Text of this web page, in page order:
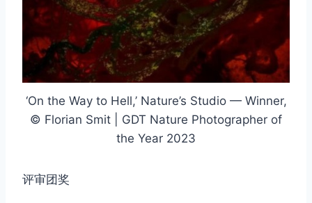
‘On the Way to Hell,’ Nature’s Studio — Winner,
© Florian Smit | GDT Nature Photographer of
the Year 2023
评审团奖